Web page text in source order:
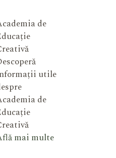
de
utile
de
mai multe